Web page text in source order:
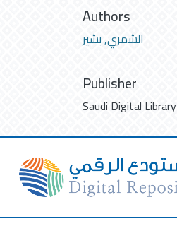
Authors
الشمري, بشير
Publisher
Saudi Digital Library